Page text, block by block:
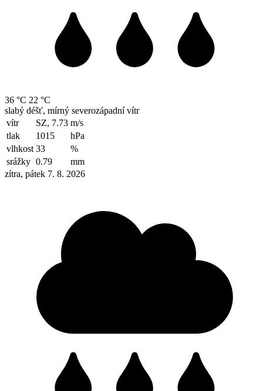
36 °C 22 °C
slabý déšť, mírný severozápadní vítr
vítr
SZ, 7.73 m/s
tlak
1015
hPa
vlhkost 33
%
srážky 0.79
mm
zítra, pátek 7. 8. 2026